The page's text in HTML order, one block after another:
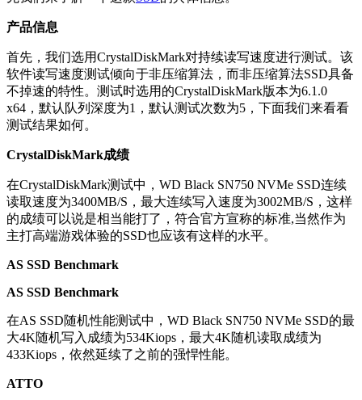
产品信息
首先，我们选用CrystalDiskMark对持续读写速度进行测试。该
软件读写速度测试倾向于非压缩算法，而非压缩算法SSD具备
不掉速的特性。测试时选用的CrystalDiskMark版本为6.1.0
x64，默认队列深度为1，默认测试次数为5，下面我们来看看
测试结果如何。
CrystalDiskMark成绩
在CrystalDiskMark测试中，WD Black SN750 NVMe SSD连续
读取速度为3400MB/S，最大连续写入速度为3002MB/S，这样
的成绩可以说是相当能打了，符合官方宣称的标准,当然作为
主打高端游戏体验的SSD也应该有这样的水平。
AS SSD Benchmark
AS SSD Benchmark
在AS SSD随机性能测试中，WD Black SN750 NVMe SSD的最
大4K随机写入成绩为534Kiops，最大4K随机读取成绩为
433Kiops，依然延续了之前的强悍性能。
ATTO